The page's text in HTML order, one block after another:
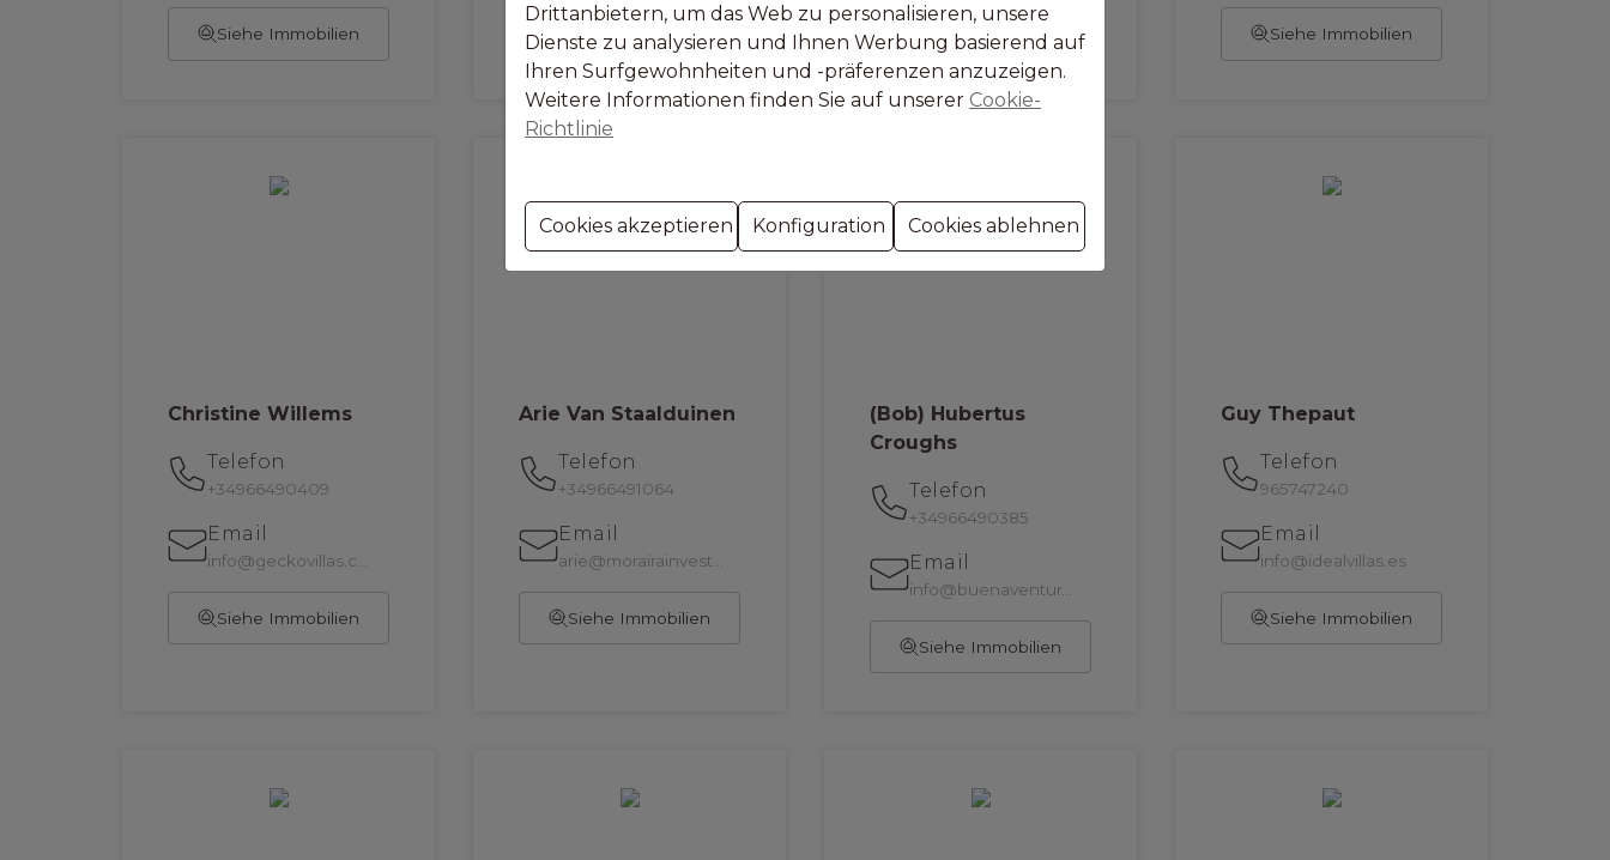
Siehe Immobilien Siehe Immobilien Siehe Immobilien Siehe Immobilien
Christine Willems
Telefon
+34966490409
Email
Siehe Immobilien
Arie Van Staalduinen
Telefon
+34966491064
Email
Siehe Immobilien
(Bob) Hubertus
Croughs
Telefon
+34966490385
Email
Siehe Immobilien
Guy Thepaut
Telefon
965747240
Email
info@idealvillas.es
Siehe Immobilien
Drittanbietern, um das Web zu personalisieren, unsere
Dienste zu analysieren und Ihnen Werbung basierend auf
Ihren Surfgewohnheiten und -präferenzen anzuzeigen.
Weitere Informationen finden Sie auf unserer Cookie-
Richtlinie
Cookies akzeptieren Konfiguration Cookies ablehnen